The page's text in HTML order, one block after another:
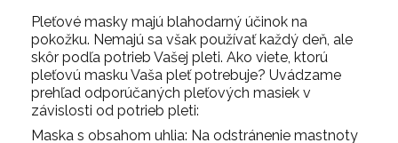
Pleťové masky majú blahodarný účinok na
pokožku. Nemajú sa však používať každý deň, ale
skôr podľa potrieb Vašej pleti. Ako viete, ktorú
pleťovú masku Vaša pleť potrebuje? Uvádzame
prehľad odporúčaných pleťových masiek v
závislosti od potrieb pleti:
Maska s obsahom uhlia: Na odstránenie mastnoty